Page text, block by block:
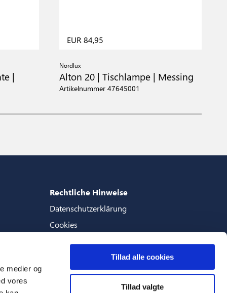
medier og
vores
Tillad alle cookies
Tillad valgte
|
EUR 84,95
Nordlux
Alton 20 | Tischlampe | Messing
Artikelnummer 47645001
Rechtliche Hinweise
Datenschutzerklärung
Cookies